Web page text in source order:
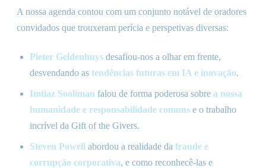
A nossa agenda contou com um conjunto notável de oradores
convidados que trouxeram perícia e perspetivas diversas:
Pieter Geldenhuys desafiou-nos a olhar em frente,
desvendando astendências futuras em IA e inovação.
Imtiaz Sooliman falou de forma poderosa sobrea nossa
humanidade e responsabilidade comuns e o trabalho
incrível da Gift of the Givers.
Steven Powell abordou a realidade dafraude e
corrupção corporativa, e como reconhecê-las e